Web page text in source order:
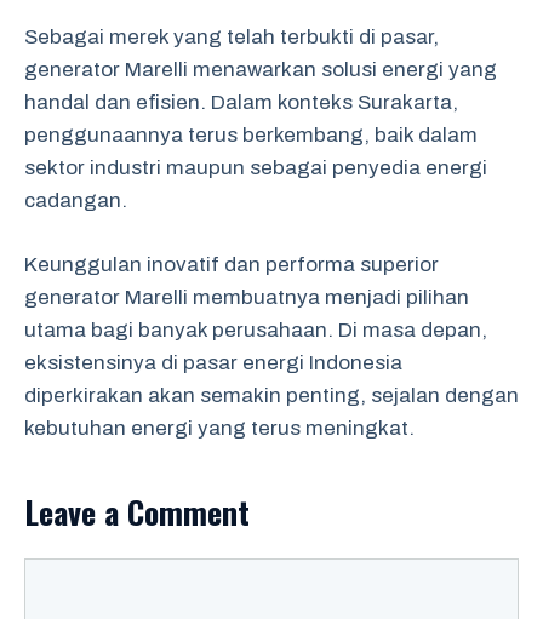
Sebagai merek yang telah terbukti di pasar,
generator Marelli menawarkan solusi energi yang
handal dan efisien. Dalam konteks Surakarta,
penggunaannya terus berkembang, baik dalam
sektor industri maupun sebagai penyedia energi
cadangan.
Keunggulan inovatif dan performa superior
generator Marelli membuatnya menjadi pilihan
utama bagi banyak perusahaan. Di masa depan,
eksistensinya di pasar energi Indonesia
diperkirakan akan semakin penting, sejalan dengan
kebutuhan energi yang terus meningkat.
Leave a Comment